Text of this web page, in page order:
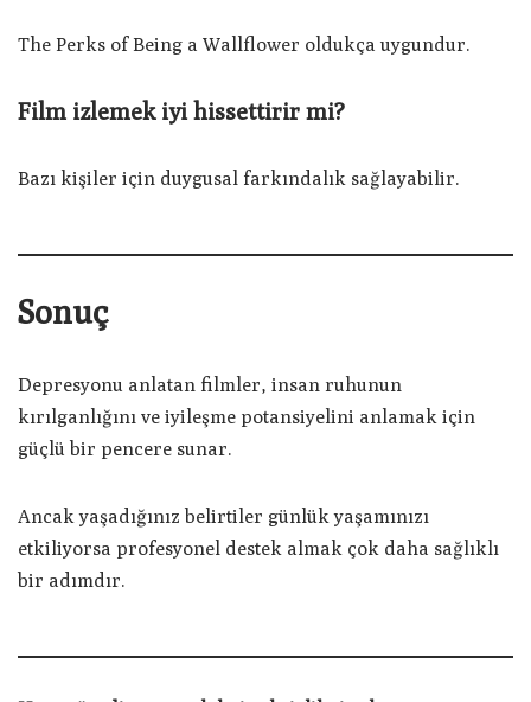
The Perks of Being a Wallflower oldukça uygundur.
Film izlemek iyi hissettirir mi?
Bazı kişiler için duygusal farkındalık sağlayabilir.
Sonuç
Depresyonu anlatan filmler, insan ruhunun
kırılganlığını ve iyileşme potansiyelini anlamak için
güçlü bir pencere sunar.
Ancak yaşadığınız belirtiler günlük yaşamınızı
etkiliyorsa profesyonel destek almak çok daha sağlıklı
bir adımdır.